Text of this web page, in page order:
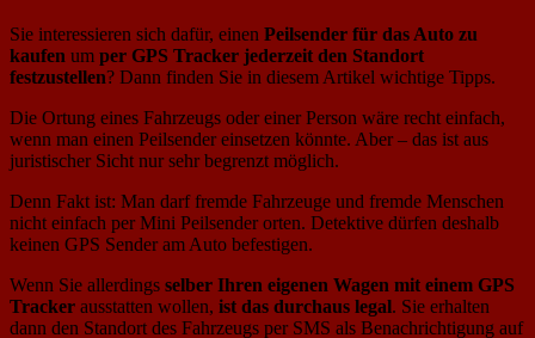
Sie interessieren sich dafür, einen Peilsender für das Auto zu
kaufen um per GPS Tracker jederzeit den Standort
festzustellen? Dann finden Sie in diesem Artikel wichtige Tipps.
Die Ortung eines Fahrzeugs oder einer Person wäre recht einfach,
wenn man einen Peilsender einsetzen könnte. Aber – das ist aus
juristischer Sicht nur sehr begrenzt möglich.
Denn Fakt ist: Man darf fremde Fahrzeuge und fremde Menschen
nicht einfach per Mini Peilsender orten. Detektive dürfen deshalb
keinen GPS Sender am Auto befestigen.
Wenn Sie allerdings selber Ihren eigenen Wagen mit einem GPS
Tracker ausstatten wollen, ist das durchaus legal. Sie erhalten
dann den Standort des Fahrzeugs per SMS als Benachrichtigung auf